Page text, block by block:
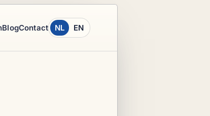
BlogContact NL EN